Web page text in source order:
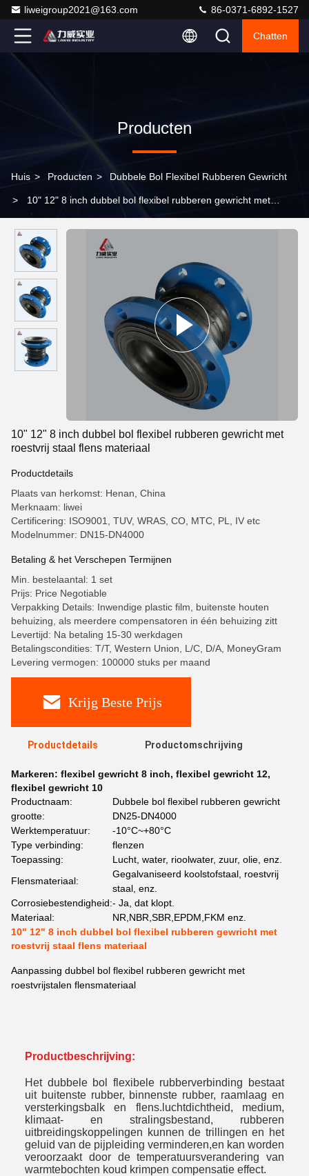
liweigroup2021@163.com 86-0371-6892-1527
Chatten
Producten
Huis > Producten > Dubbele Bol Flexibel Rubberen Gewricht
> 10" 12" 8 inch dubbel bol flexibel rubberen gewricht met
10" 12" 8 inch dubbel bol flexibel rubberen gewricht met
roestvrij staal flens materiaal
Productdetails
Plaats van herkomst: Henan, China
Merknaam: liwei
Certificering: ISO9001, TUV, WRAS, CO, MTC, PL, IV etc
Modelnummer: DN15-DN4000
Betaling & het Verschepen Termijnen
Min. bestelaantal: 1 set
Prijs: Price Negotiable
Verpakking Details: Inwendige plastic film, buitenste houten
behuizing, als meerdere compensatoren in één behuizing zitt
Levertijd: Na betaling 15-30 werkdagen
Betalingscondities: T/T, Western Union, L/C, D/A, MoneyGram
Levering vermogen: 100000 stuks per maand
Krijg Beste Prijs
Productdetails Productomschrijving
Markeren: flexibel gewricht 8 inch, flexibel gewricht 12,
flexibel gewricht 10
Productnaam:
Dubbele bol flexibel rubberen gewricht
grootte:
DN25-DN4000
Werktemperatuur:
-10°C~+80°C
Type verbinding:
flenzen
Toepassing:
Lucht, water, rioolwater, zuur, olie, enz.
Flensmateriaal:
Gegalvaniseerd koolstofstaal, roestvrij
staal, enz.
Corrosiebestendigheid:- Ja, dat klopt.
Materiaal:
NR,NBR,SBR,EPDM,FKM enz.
10" 12" 8 inch dubbel bol flexibel rubberen gewricht met
roestvrij staal flens materiaal
Aanpassing dubbel bol flexibel rubberen gewricht met
roestvrijstalen flensmateriaal
Productbeschrijving:
Het dubbele bol flexibele rubberverbinding bestaat
uit buitenste rubber, binnenste rubber, raamlaag en
versterkingsbalk en flens.luchtdichtheid, medium,
klimaat- en stralingsbestand, rubberen
uitbreidingskoppelingen kunnen de trillingen en het
geluid van de pijpleiding verminderen,en kan worden
veroorzaakt door de temperatuursverandering van
warmtebochten koud krimpen compensatie effect.